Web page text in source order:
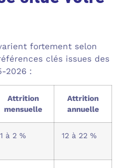
fortement selon
clés issues des
2026 :
Attrition
mensuelle
Attrition
annuelle
1 à 2 % 12 à 22 %